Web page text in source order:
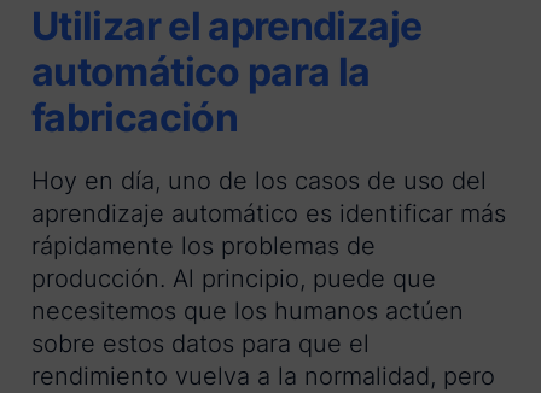
Utilizar el aprendizaje
automático para la
fabricación
Hoy en día, uno de los casos de uso del
aprendizaje automático es identificar más
rápidamente los problemas de
producción. Al principio, puede que
necesitemos que los humanos actúen
sobre estos datos para que el
rendimiento vuelva a la normalidad, pero